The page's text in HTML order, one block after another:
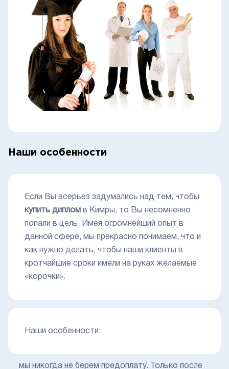
Наши особенности
Если Вы всерьез задумались над тем, чтобы
купить диплом в Кимры, то Вы несомненно
попали в цель. Имея огромнейший опыт в
данной сфере, мы прекрасно понимаем, что и
как нужно делать, чтобы наши клиенты в
кротчайшие сроки имели на руках желаемые
«корочки».
Наши особенности:
мы никогда не берем предоплату. Только после